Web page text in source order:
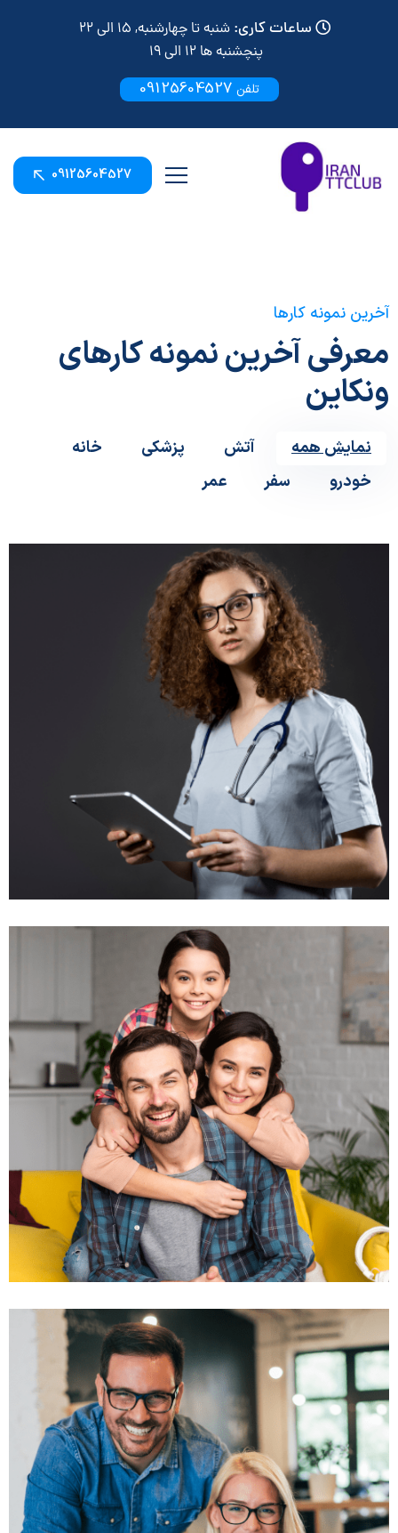
ساعات کاری: شنبه تا چهارشنبه, 15 الی 22
پنچشنبه ها 12 الی 19
تلفن 09125604527
09125604527
آخرین نمونه کارها
معرفی آخرین نمونه کارهای
ونکاین
نمایش همه آتش پزشکی
خانه
خودرو
سفر عمر
رشد کسب و کار